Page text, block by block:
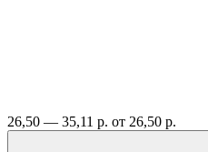
26,50 — 35,11 р. от 26,50 р.